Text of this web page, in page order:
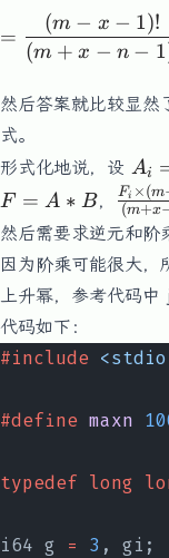
=
(m + x − n − 1
(m − x − 1)!
然后答案就比较显然
式。
形式化地说，设
i}}
Ai
F
=
A
*
B
F = A ∗ B，
x-
1)!}
(m+x
Fi ×(m
然后需要求逆元和阶
因为阶乘可能很大，
上升幂，参考代码
代码如下：
#include
#define maxn
typedef long
i64 g = 3 , gi;